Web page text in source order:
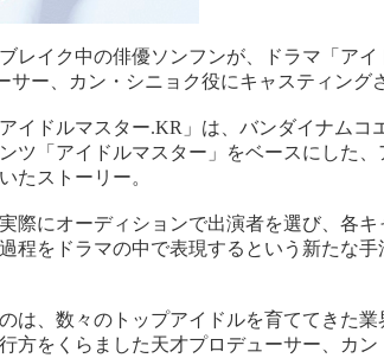
レイク中の俳優ソンフンが、ドラマ「アイ
サー、カン・シニョク役にキャスティング
イドルマスター.KR」は、バンダイナムコ
ツ「アイドルマスター」をベースにした
たストーリー。
際にオーディションで出演者を選び、各キ
程をドラマの中で表現するという新たな手
は、数々のトップアイドルを育ててきた業
方をくらました天才プロデューサー、カン